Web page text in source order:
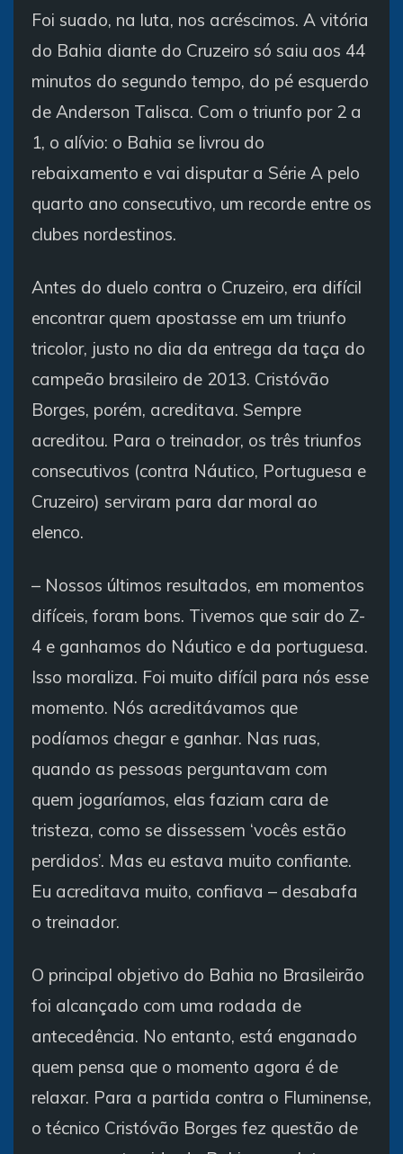
Foi suado, na luta, nos acréscimos. A vitória
do Bahia diante do Cruzeiro só saiu aos 44
minutos do segundo tempo, do pé esquerdo
de Anderson Talisca. Com o triunfo por 2 a
1, o alívio: o Bahia se livrou do
rebaixamento e vai disputar a Série A pelo
quarto ano consecutivo, um recorde entre os
clubes nordestinos.
Antes do duelo contra o Cruzeiro, era difícil
encontrar quem apostasse em um triunfo
tricolor, justo no dia da entrega da taça do
campeão brasileiro de 2013. Cristóvão
Borges, porém, acreditava. Sempre
acreditou. Para o treinador, os três triunfos
consecutivos (contra Náutico, Portuguesa e
Cruzeiro) serviram para dar moral ao
elenco.
– Nossos últimos resultados, em momentos
difíceis, foram bons. Tivemos que sair do Z-
4 e ganhamos do Náutico e da portuguesa.
Isso moraliza. Foi muito difícil para nós esse
momento. Nós acreditávamos que
podíamos chegar e ganhar. Nas ruas,
quando as pessoas perguntavam com
quem jogaríamos, elas faziam cara de
tristeza, como se dissessem ‘vocês estão
perdidos’. Mas eu estava muito confiante.
Eu acreditava muito, confiava – desabafa
o treinador.
O principal objetivo do Bahia no Brasileirão
foi alcançado com uma rodada de
antecedência. No entanto, está enganado
quem pensa que o momento agora é de
relaxar. Para a partida contra o Fluminense,
o técnico Cristóvão Borges fez questão de